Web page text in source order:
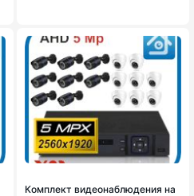
Комплект видеонаблюдения на